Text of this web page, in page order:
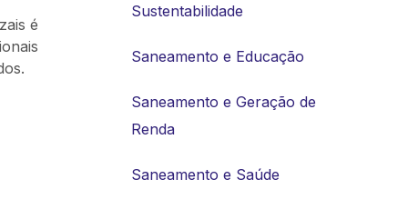
é
Sustentabilidade
Saneamento e Educação
Saneamento e Geração de
Renda
Saneamento e Saúde